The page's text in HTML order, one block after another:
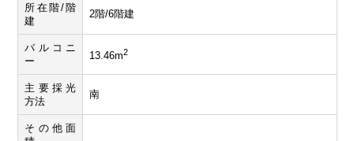
所在階/階
建
2階/6階建
バルコニ
ー
13.46m2
主要採光
方法
南
その他面